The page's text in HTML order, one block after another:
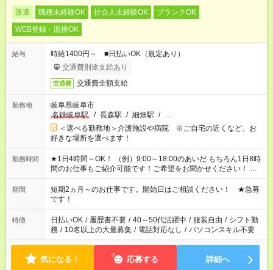
派遣 職種未経験OK 社会人未経験OK
ブランクOK
WEB登録・面接OK
給与
時給1400円～ ■日払いOK（規定あり）
交通費別途支給あり
交通費 交通費全額支給
勤務地
岐阜県岐阜市
名鉄岐阜駅
/ 長森駅 / 細畑駅 / …
＜選べる勤務地＞介護施設や病院 ※ご自宅の近くなど、お
好きな場所を選べます！
勤務時間
★1日4時間～OK！ （例）9:00～18:00のあいだ もちろん1日8時
間のお仕事もご紹介可能です！ご希望をお聞かせください！ ★
家庭の都合でお休みが必要な場合も遠慮なくご相談ください。
※週最低15時間以上の勤務が必要です
期間
短期2ヵ月～のお仕事です。開始日はご相談ください！ ★急募
です！
特徴 日払いOK / 履歴書不要 / 40～50代活躍中 / 服装自由 / シフト勤
務 / 10名以上の大量募集 / 電話対応なし / パソコンスキル不要
気になる！ 応募する 詳細へ